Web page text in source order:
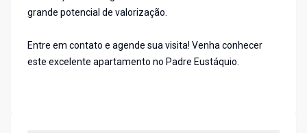
grande potencial de valorização.
Entre em contato e agende sua visita! Venha conhecer
este excelente apartamento no Padre Eustáquio.